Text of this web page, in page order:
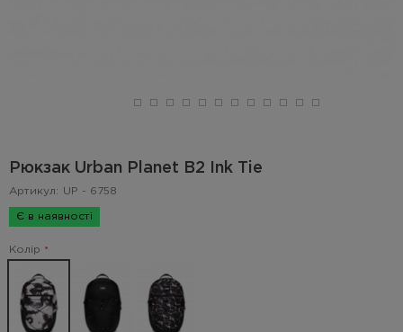
Рюкзак Urban Planet B2 Ink Tie
Артикул: UP - 6758
Є в наявності
Колір